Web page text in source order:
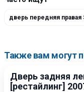
Также вам могут
Дверь задняя
[рестайлинг]